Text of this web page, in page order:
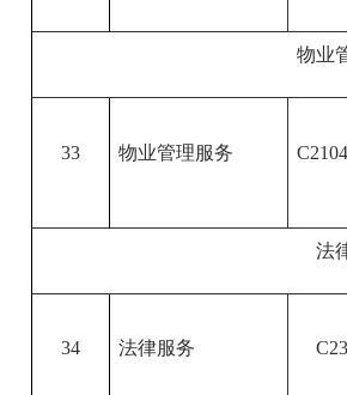
物业
33 物业管理服务
法
34 法律服务